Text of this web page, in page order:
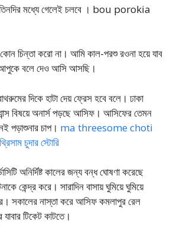
মধ্যে গেলেই চলবে । bou porokia
চিন্তা করো না। আমি কাল-পরশু রওনা হয়ে যাব
বলে দেও আসি আসছি।
দিকে হাটা দেয় ফ্রেস হবে বলে। ঢাকা
বিষয়ে অনার্স পড়ছে আসিফ। আসিফের তেমন
পড়াশুনার চাপ। ma threesome choti
চুদার স্টোরি
অনির্দিষ্ট কালের জন্য বন্ধ ঘোষণা করেছে
কেন্দ্র করে। সারাদিন বাসায় ঘুমিয়ে ঘুমিয়ে
সকালের নাস্তা করে আসিফ কমলাপুর রেল
টিকেট কাটতে।